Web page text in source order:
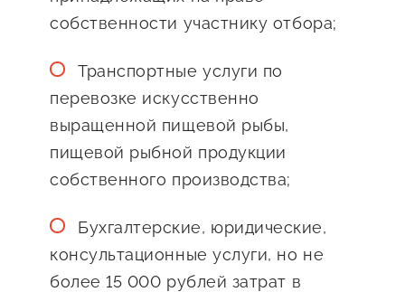
собственности участнику отбора;
Транспортные услуги по
перевозке искусственно
выращенной пищевой рыбы,
пищевой рыбной продукции
собственного производства;
Бухгалтерские, юридические,
консультационные услуги, но не
более 15 000 рублей затрат в